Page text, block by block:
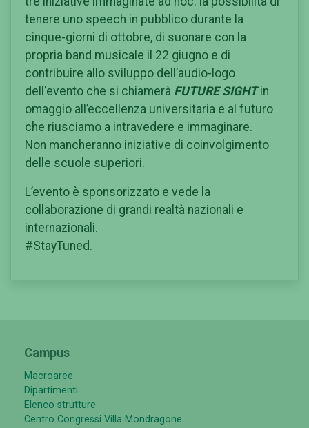
tenere uno speech in pubblico durante la
cinque-giorni di ottobre, di suonare con la
propria band musicale il 22 giugno e di
contribuire allo sviluppo dell’audio-logo
dell'evento che si chiamerà FUTURE SIGHTin
omaggio all’eccellenza universitaria e al futuro
che riusciamo a intravedere e immaginare.
Non mancheranno iniziative di coinvolgimento
delle scuole superiori.
L’evento è sponsorizzato e vede la
collaborazione di grandi realtà nazionali e
internazionali.
#StayTuned.
Campus
Macroaree
Dipartimenti
Elenco strutture
Centro Congressi Villa Mondragone